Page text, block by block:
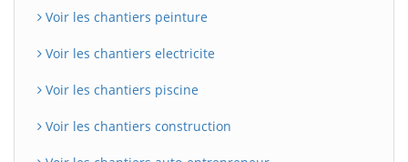
Voir les chantiers peinture
Voir les chantiers electricite
Voir les chantiers piscine
Voir les chantiers construction